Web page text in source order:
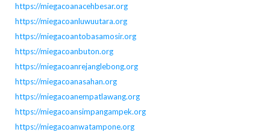
https://miegacoanacehbesar.org
https://miegacoanluwuutara.org
https://miegacoantobasamosir.org
https://miegacoanbuton.org
https://miegacoanrejanglebong.org
https://miegacoanasahan.org
https://miegacoanempatlawang.org
https://miegacoansimpangampek.org
https://miegacoanwatampone.org